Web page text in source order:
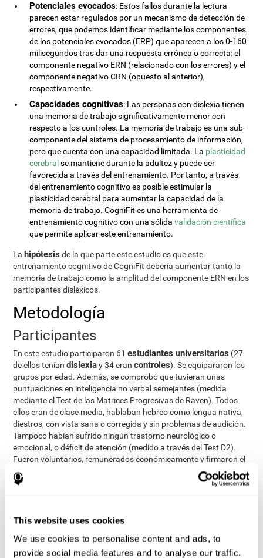
This website uses cookies
We use cookies to personalise content and ads, to
provide social media features and to analyse our traffic.
Potenciales evocados: Estos fallos durante la lectura
parecen estar regulados por un mecanismo de detección de
errores, que podemos identificar mediante los componentes
de los potenciales evocados (ERP) que aparecen a los 0-160
milisegundos tras dar una respuesta errónea o correcta: el
componente negativo ERN (relacionado con los errores) y el
componente negativo CRN (opuesto al anterior),
respectivamente.
Capacidades cognitivas: Las personas con dislexia tienen
una memoria de trabajo significativamente menor con
respecto a los controles. La memoria de trabajo es una sub-
componente del sistema de procesamiento de información,
pero que cuenta con una capacidad limitada. La plasticidad
cerebral se mantiene durante la adultez y puede ser
favorecida a través del entrenamiento. Por tanto, a través
del entrenamiento cognitivo es posible estimular la
plasticidad cerebral para aumentar la capacidad de la
memoria de trabajo. CogniFit es una herramienta de
entrenamiento cognitivo con una sólidavalidación científica
que permite aplicar este entrenamiento.
La hipótesis de la que parte este estudio es que este
entrenamiento cognitivo de CogniFit debería aumentar tanto la
memoria de trabajo como la amplitud del componente ERN en los
participantes disléxicos.
Metodología
Participantes
En este estudio participaron 61estudiantes universitarios (27
de ellos teníandislexiay 34 erancontroles). Se equipararon los
grupos por edad. Además, se comprobó que tuvieran unas
puntuaciones en inteligencia no verbal semejantes (medida
mediante el Test de las Matrices Progresivas de Raven). Todos
ellos eran de clase media, hablaban hebreo como lengua nativa,
diestros, con vista sana o corregida y sin problemas de audición.
Tampoco habían sufrido ningún trastorno neurológico o
emocional, o déficit de atención (medido a través del Test D2).
Fueron voluntarios, remunerados económicamente y firmaron el
consentimiento informado. Aquellos con dislexia fueron
diagnosticados durante su infancia y contactados por el servicio
anuncio del campus de la universidad.
Evaluación y diseño
Se evaluaron las siguientes variables: